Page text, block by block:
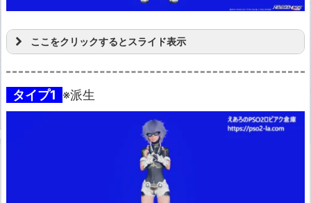
ここをクリックするとスライド表示
タイプ1 ※派生